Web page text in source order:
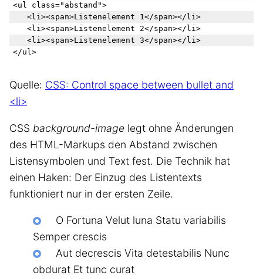
<ul class="abstand">
Quelle: CSS: Control space between bullet and
<li>
CSS background-image legt ohne Änderungen
des HTML-Markups den Abstand zwischen
Listensymbolen und Text fest. Die Technik hat
einen Haken: Der Einzug des Listentexts
funktioniert nur in der ersten Zeile.
O Fortuna Velut luna Statu variabilis
Semper crescis
Aut decrescis Vita detestabilis Nunc
obdurat Et tunc curat